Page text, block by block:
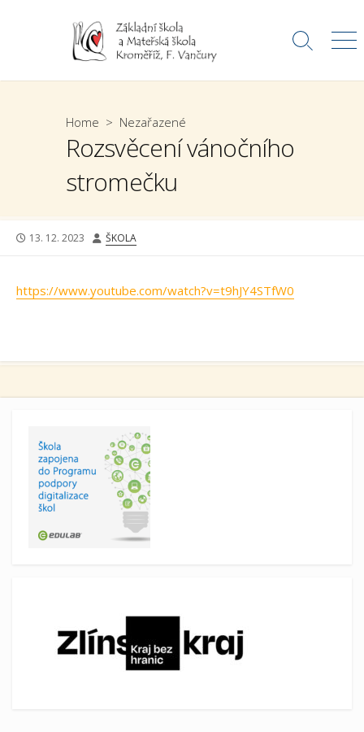
Search
Home > Nezařazené
Rozsvěcení vánočního
stromečku
PUBLISHED
13. 12. 2023 AUTHOR
ŠKOLA
https://www.youtube.com/watch?v=t9hJY4STfW0